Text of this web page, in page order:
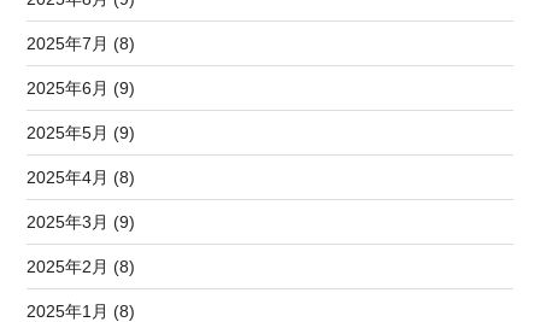
2025年7月 (8)
2025年6月 (9)
2025年5月 (9)
2025年4月 (8)
2025年3月 (9)
2025年2月 (8)
2025年1月 (8)